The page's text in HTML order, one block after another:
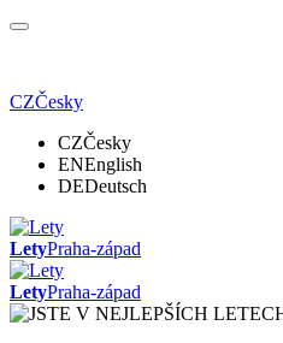
CZČesky
CZČesky
ENEnglish
DEDeutsch
LetyPraha-západ
LetyPraha-západ